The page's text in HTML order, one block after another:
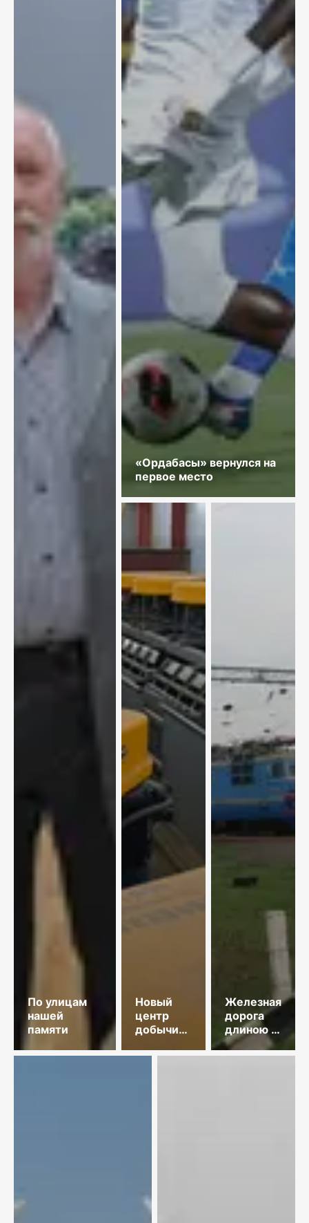
По улицам
нашей
памяти
«Ордабасы» вернулся на
первое место
Новый
центр
добычи
Железная
дорога
длиною в
35 лет